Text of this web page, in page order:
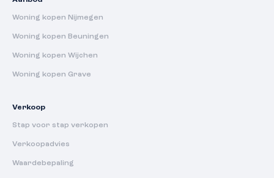
Woning kopen Nijmegen
Woning kopen Beuningen
Woning kopen Wijchen
Woning kopen Grave
Verkoop
Stap voor stap verkopen
Verkoopadvies
Waardebepaling